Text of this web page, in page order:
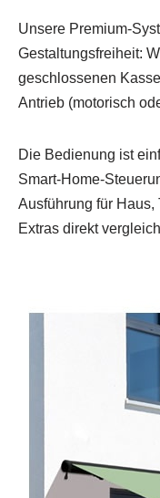
Unsere Premium-
Gestaltungsfreiheit:
geschlossenen
Antrieb (motorisch
Die Bedienung ist
Ausführung für
Extras direkt